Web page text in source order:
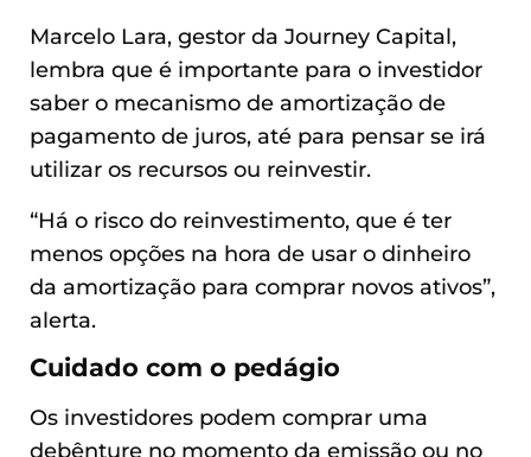
Marcelo Lara, gestor da Journey Capital,
lembra que é importante para o investidor
saber o mecanismo de amortização de
pagamento de juros, até para pensar se irá
utilizar os recursos ou reinvestir.
“Há o risco do reinvestimento, que é ter
menos opções na hora de usar o dinheiro
da amortização para comprar novos ativos”,
alerta.
Cuidado com o pedágio
Os investidores podem comprar uma
debênture no momento da emissão ou no